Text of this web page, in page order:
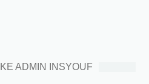
ADMIN INSYOUF